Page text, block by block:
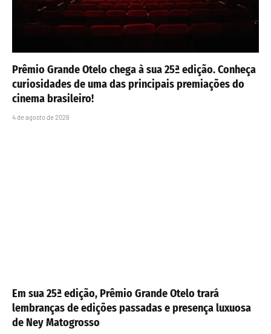
Prêmio Grande Otelo chega à sua 25ª edição. Conheça
curiosidades de uma das principais premiações do
cinema brasileiro!
4 de agosto de 2026
Em sua 25ª edição, Prêmio Grande Otelo trará
lembranças de edições passadas e presença luxuosa
de Ney Matogrosso